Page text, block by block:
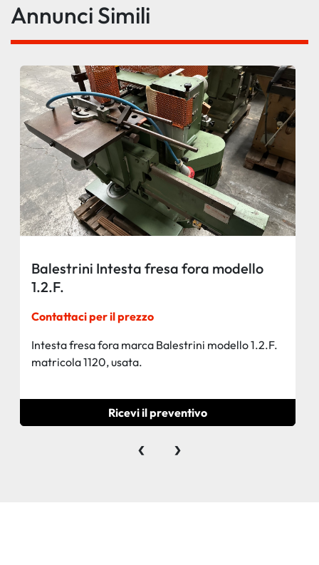
Annunci Simili
Balestrini Intesta fresa fora modello
1.2.F.
Contattaci per il prezzo
Intesta fresa fora marca Balestrini modello 1.2.F.
matricola 1120, usata.
Ricevi il preventivo
‹ ›